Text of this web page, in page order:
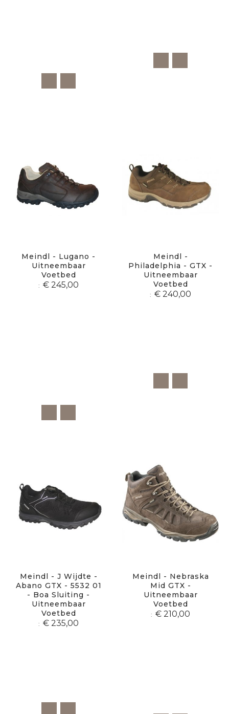
Meindl - Lugano -
Uitneembaar
Voetbed
€ 245,00
Meindl -
Philadelphia - GTX -
Uitneembaar
Voetbed
€ 240,00
Meindl - J Wijdte -
Abano GTX - 5532 01
- Boa Sluiting -
Uitneembaar
Voetbed
€ 235,00
Meindl - Nebraska
Mid GTX -
Uitneembaar
Voetbed
€ 210,00